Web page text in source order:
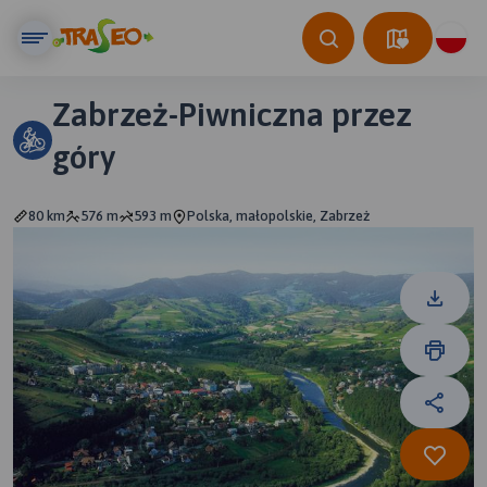
Zabrzeż-Piwniczna przez
góry
80 km 576 m 593 m Polska, małopolskie, Zabrzeż